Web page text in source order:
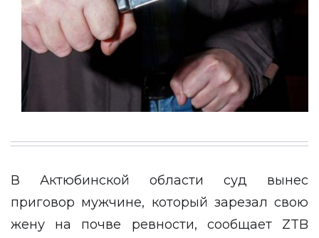
В Актюбинской области суд вынес
приговор мужчине, который зарезал свою
жену на почве ревности, сообщает ZTB